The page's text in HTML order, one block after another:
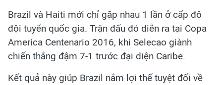
Brazil và Haiti mới chỉ gặp nhau 1 lần ở cấp độ
đội tuyển quốc gia. Trận đấu đó diễn ra tại Copa
America Centenario 2016, khi Selecao giành
chiến thắng đậm 7-1 trước đại diện Caribe.
Kết quả này giúp Brazil nắm lợi thế tuyệt đối về